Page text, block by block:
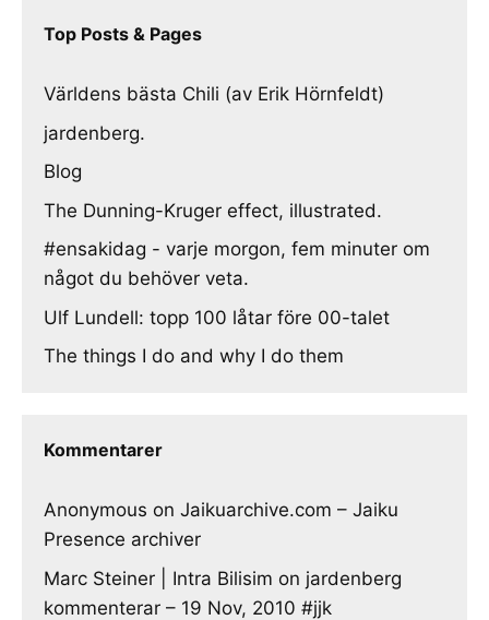
Top Posts & Pages
Världens bästa Chili (av Erik Hörnfeldt)
jardenberg.
Blog
The Dunning-Kruger effect, illustrated.
#ensakidag - varje morgon, fem minuter om
något du behöver veta.
Ulf Lundell: topp 100 låtar före 00-talet
The things I do and why I do them
Kommentarer
Anonymous on Jaikuarchive.com – Jaiku
Presence archiver
Marc Steiner | Intra Bilisim on jardenberg
kommenterar – 19 Nov, 2010 #jjk